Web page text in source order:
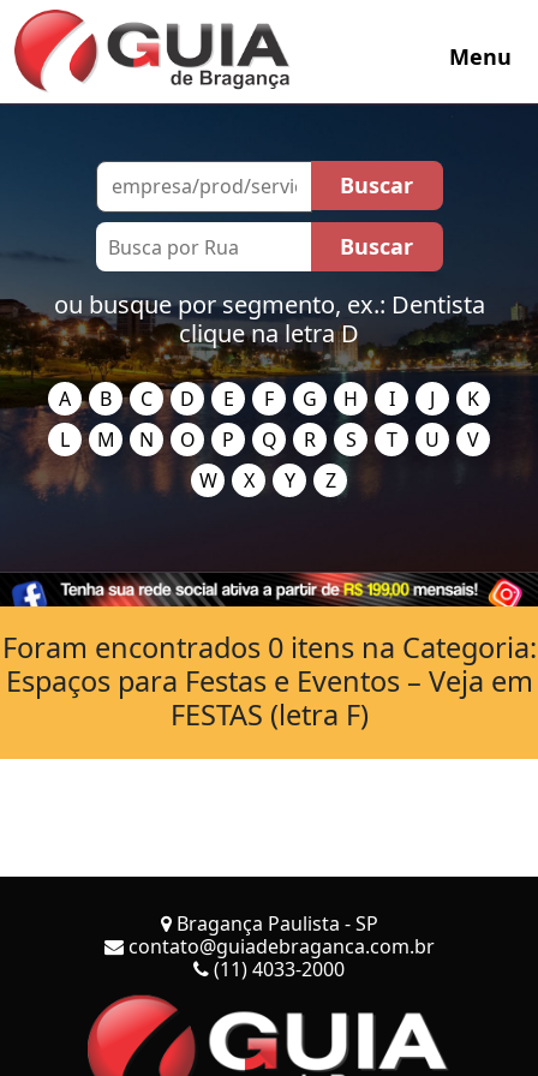
Menu
ou busque por segmento, ex.: Dentista
clique na letra D
A B C D E F G H I J
K
L
M N O P Q R S T U
V
W
X Y Z
Foram encontrados 0 itens na Categoria:
Espaços para Festas e Eventos – Veja em
FESTAS (letra F)
Bragança Paulista - SP
contato@guiadebraganca.com.br
(11) 4033-2000